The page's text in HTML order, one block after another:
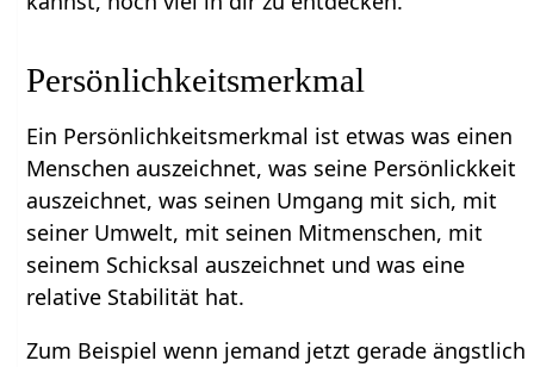
Persönlichkeitsmerkmal
Ein Persönlichkeitsmerkmal ist etwas was einen
Menschen auszeichnet, was seine Persönlickkeit
auszeichnet, was seinen Umgang mit sich, mit
seiner Umwelt, mit seinen Mitmenschen, mit
seinem Schicksal auszeichnet und was eine
relative Stabilität hat.
Zum Beispiel wenn jemand jetzt gerade ängstlich